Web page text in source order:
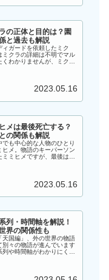
の正体と目的は？園
と過去も解説
ィガードを依頼したミク
ミクラの詳細は不明でマル
わかりませんが、ミクラ
2023.05.16
メは最後死亡する？
の関係も解説
も中心的な人物のひとり
ヒメ。物語のキーパーソン
ミヒメですが、最後は死
2023.05.16
列・時間軸を解説！
界の関係性も
天国編」、外の世界の物語
別々の物語が進んでいます
列や時間軸がわかりにくい
す！